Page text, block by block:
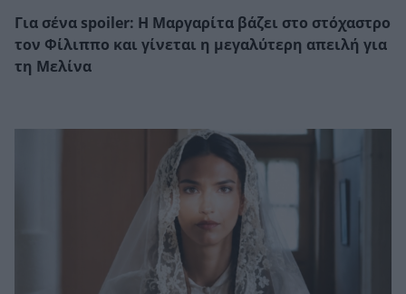
Για σένα spoiler: Η Μαργαρίτα βάζει στο στόχαστρο
τον Φίλιππο και γίνεται η μεγαλύτερη απειλή για
τη Μελίνα